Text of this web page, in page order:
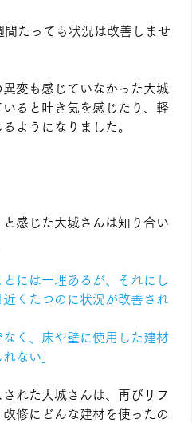
間たっても状況は改善しませ
変も感じていなかった大城
ると吐き気を感じたり、軽
ようになりました。
感じた大城さんは知り合い
とには一理あるが、それにし
くたつのに状況が改善され
く、床や壁に使用した建材
ない」
れた大城さんは、再びリフ
修にどんな建材を使ったの